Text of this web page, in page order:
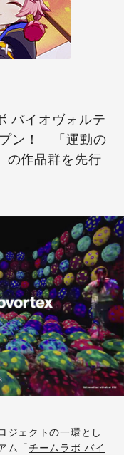
バイオヴォルテ
プン！ 「運動の
の作品群を先行
ジェクトの一環とし
ム「チームラボ バイ